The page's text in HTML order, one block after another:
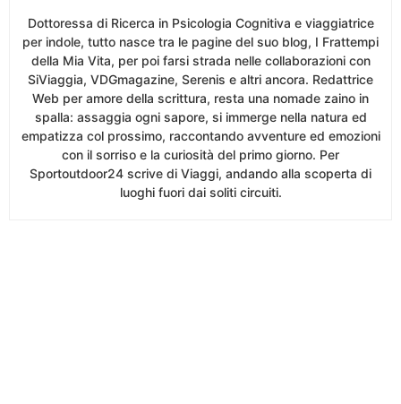
Dottoressa di Ricerca in Psicologia Cognitiva e viaggiatrice
per indole, tutto nasce tra le pagine del suo blog, I Frattempi
della Mia Vita, per poi farsi strada nelle collaborazioni con
SiViaggia, VDGmagazine, Serenis e altri ancora. Redattrice
Web per amore della scrittura, resta una nomade zaino in
spalla: assaggia ogni sapore, si immerge nella natura ed
empatizza col prossimo, raccontando avventure ed emozioni
con il sorriso e la curiosità del primo giorno. Per
Sportoutdoor24 scrive di Viaggi, andando alla scoperta di
luoghi fuori dai soliti circuiti.